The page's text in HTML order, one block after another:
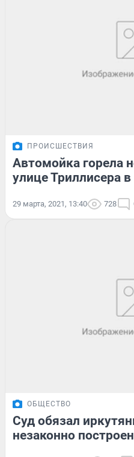
ПРОИСШЕСТВИЯ
Автомойка горела
улице Триллисера
29 марта, 2021, 13:40 728
ОБЩЕСТВО
Суд обязал
незаконно